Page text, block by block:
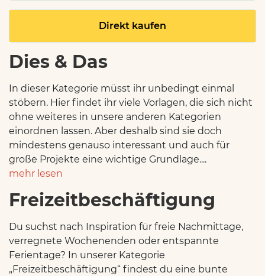
Direkt kaufen
Dies & Das
In dieser Kategorie müsst ihr unbedingt einmal
stöbern. Hier findet ihr viele Vorlagen, die sich nicht
ohne weiteres in unsere anderen Kategorien
einordnen lassen. Aber deshalb sind sie doch
mindestens genauso interessant und auch für
große Projekte eine wichtige Grundlage....
mehr lesen
Freizeitbeschäftigung
Du suchst nach Inspiration für freie Nachmittage,
verregnete Wochenenden oder entspannte
Ferientage? In unserer Kategorie
„Freizeitbeschäftigung“ findest du eine bunte